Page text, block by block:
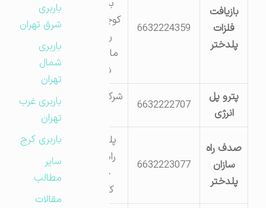
بازیافت
فلزات
پلدختر
6632224359
بسیج اخر
کوچه طبیعت
روبه روی
ماسه شویی
شهرداری
پترو پل
انرژی
6632222707
شرکت پترو پل
صدف راه
سازان
پلدختر
6632223077
پلدختر سه
راهی سراب
جهانگیر
کیلومتر 5
باربری
شرق تهران
باربری
شمال
تهران
باربری غرب
تهران
باربری کرج
مطالب
مقالات